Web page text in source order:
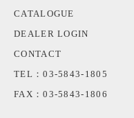
CATALOGUE
DEALER LOGIN
CONTACT
TEL：03-5843-1805
FAX：03-5843-1806